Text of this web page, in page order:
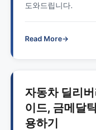
도와드립니다.
Read More→
자동차 딜리
이드, 금메달
용하기